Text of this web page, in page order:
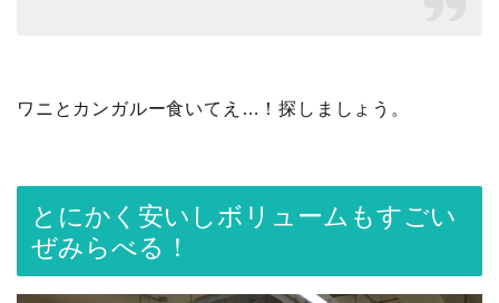
ワニとカンガルー食いてえ…！探しましょう。
とにかく安いしボリュームもすごい
ぜみらべる！